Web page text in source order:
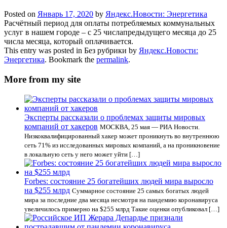
Posted on Январь 17, 2020 by Яндекс.Новости: Энергетика
Расчётный период для оплаты потребляемых коммунальных
услуг в нашем городе – с 25 числапредыдущего месяца до 25
числа месяца, который оплачивается.
This entry was posted in Без рубрики by Яндекс.Новости:
Энергетика. Bookmark the permalink.
More from my site
Эксперты рассказали о проблемах защиты мировых
компаний от хакеров МОСКВА, 25 мая — РИА Новости.
Низкоквалифицированный хакер может проникнуть во внутреннюю
сеть 71% из исследованных мировых компаний, а на проникновение
в локальную сеть у него может уйти […]
Forbes: состояние 25 богатейших людей мира выросло
на $255 млрд Суммарное состояние 25 самых богатых людей
мира за последние два месяца несмотря на пандемию коронавируса
увеличилось примерно на $255 млрд Такие оценки опубликовал […]